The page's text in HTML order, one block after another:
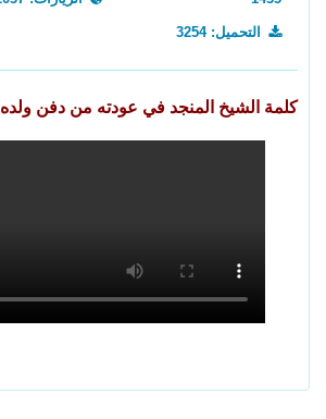
التحميل: 3254
كلمة الشيخ المنجد في عودته من دفن ولده